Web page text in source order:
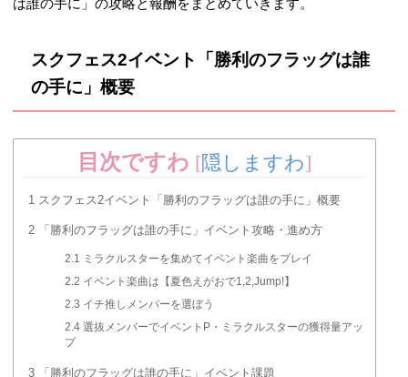
は誰の手に」の攻略と報酬をまとめていきます。
スクフェス2イベント「勝利のフラッグは誰
の手に」概要
目次ですわ [隠しますわ]
1 スクフェス2イベント「勝利のフラッグは誰の手に」概要
2 「勝利のフラッグは誰の手に」イベント攻略・進め方
2.1 ミラクルスターを集めてイベント楽曲をプレイ
2.2 イベント楽曲は【夏色えがおで1,2,Jump!】
2.3 イチ推しメンバーを選ぼう
2.4選抜メンバーでイベントP・ミラクルスターの獲得量アッ
プ
3 「勝利のフラッグは誰の手に」イベント課題